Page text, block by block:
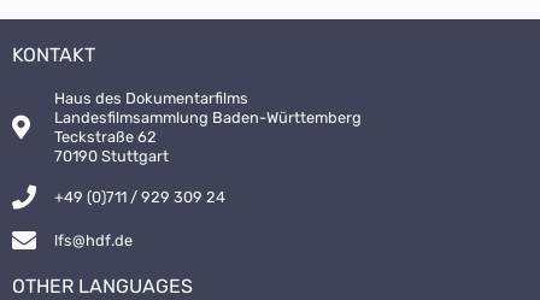
KONTAKT
Haus des Dokumentarfilms
Landesfilmsammlung Baden-Württemberg
Teckstraße 62
70190 Stuttgart
+49 (0)711 / 929 309 24
lfs@hdf.de
OTHER LANGUAGES